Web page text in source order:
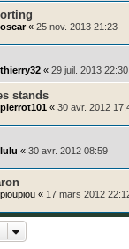
oscar« 25 nov. 2013 21:23
thierry32 « 29 juil. 2013 22:30
stands
pierrot101 « 30 avr. 2012
lulu « 30 avr. 2012 08:59
pioupiou « 17 mars 2012